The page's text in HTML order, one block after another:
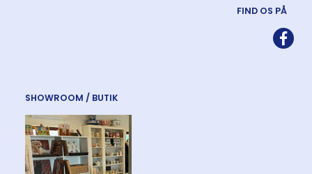
FIND OS PÅ
SHOWROOM / BUTIK